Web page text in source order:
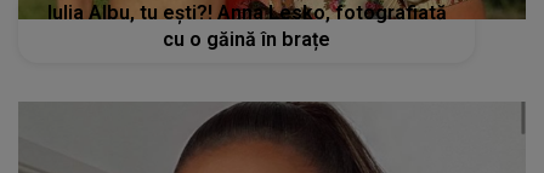
Iulia Albu, tu ești?! Anna Lesko, fotografiată
cu o găină în brațe